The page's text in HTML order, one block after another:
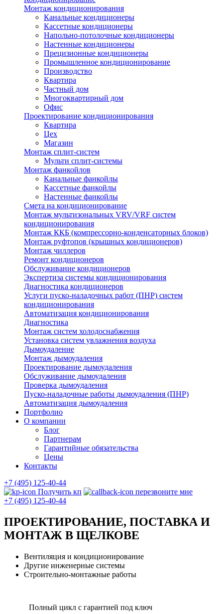
Монтаж кондиционирования
Канальные кондиционеры
Кассетные кондиционеры
Напольно-потолочные кондиционеры
Настенные кондиционеры
Прецизионные кондиционеры
Промышленное кондиционирование
Производство
Квартира
Частный дом
Многоквартирный дом
Офис
Проектирование кондиционирования
Квартира
Цех
Магазин
Монтаж сплит-систем
Мульти сплит-системы
Монтаж фанкойлов
Канальные фанкойлы
Кассетные фанкойлы
Настенные фанкойлы
Смета на кондиционирование
Монтаж мультизональных VRV/VRF систем
кондиционирования
Монтаж ККБ (компрессорно-конденсаторных блоков)
Монтаж руфтопов (крышных кондиционеров)
Монтаж чиллеров
Ремонт кондиционеров
Обслуживание кондиционеров
Экспертиза системы кондиционирования
Диагностика кондиционеров
Услуги пуско-наладочных работ (ПНР) систем
кондиционирования
Автоматизация кондиционирования
Диагностика
Монтаж систем холодоснабжения
Установка систем увлажнения воздуха
Дымоудаление
Монтаж дымоудаления
Проектирование дымоудаления
Обслуживание дымоудаления
Проверка дымоудаления
Пуско-наладочные работы дымоудаления (ПНР)
Автоматизация дымоудаления
Портфолио
О компании
Блог
Партнерам
Гарантийные обязательства
Цены
Контакты
+7 (495) 125-40-44
Получить кп
перезвоните мне
+7 (495) 125-40-44
ПРОЕКТИРОВАНИЕ, ПОСТАВКА И
МОНТАЖ В ЩЕЛКОВЕ
Вентиляция и кондиционирование
Другие инженерные системы
Строительно-монтажные работы
Полный цикл с гарантией под ключ